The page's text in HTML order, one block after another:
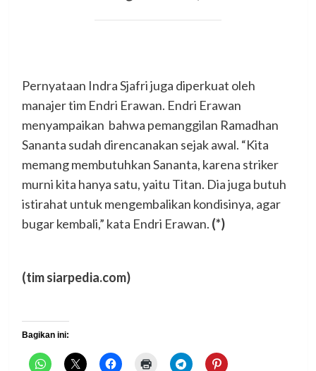
Pernyataan Indra Sjafri juga diperkuat oleh
manajer tim Endri Erawan. Endri Erawan
menyampaikan bahwa pemanggilan Ramadhan
Sananta sudah direncanakan sejak awal. “Kita
memang membutuhkan Sananta, karena striker
murni kita hanya satu, yaitu Titan. Dia juga butuh
istirahat untuk mengembalikan kondisinya, agar
bugar kembali,” kata Endri Erawan. (*)
(tim siarpedia.com)
Bagikan ini: